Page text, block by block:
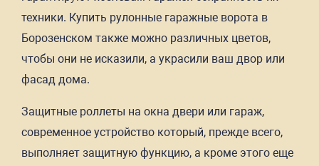
техники. Купить рулонные гаражные ворота в
Борозенском также можно различных цветов,
чтобы они не исказили, а украсили ваш двор или
фасад дома.
Защитные роллеты на окна двери или гараж,
современное устройство который, прежде всего,
выполняет защитную функцию, а кроме этого еще